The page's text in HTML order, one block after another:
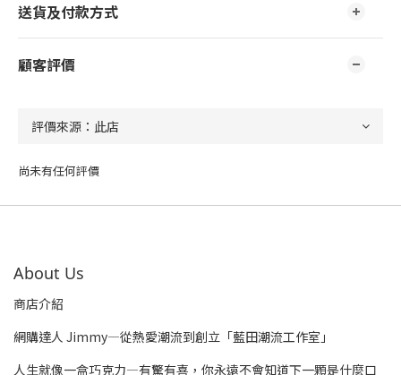
送貨及付款方式
顧客評價
尚未有任何評價
About Us
商店介紹
網購達人 Jimmy—從熱愛潮流到創立「藍田潮流工作室」
人生就像一盒巧克力—有驚有喜，你永遠不會知道下一顆是什麼口